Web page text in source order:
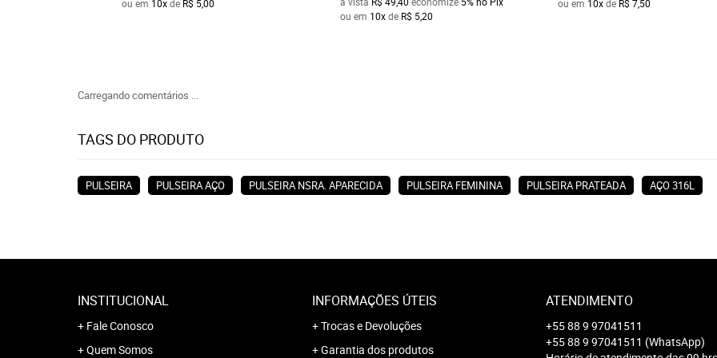
ou em 10xde R$ 5,00
ou em 10xde R$ 5,20
ou em 10xde R$ 7,50
Carregando comentários ...
TAGS DO PRODUTO
PULSEIRA PULSEIRA AÇO PULSEIRA NSRA. APARECIDA PULSEIRA FEMININA PULSEIRA PRATEADA AÇO 316L
INSTITUCIONAL
Fale Conosco
Quem Somos
INFORMAÇÕES ÚTEIS
Trocas e Devoluções
Garantia dos produtos
ATENDIMENTO
+55 88 9 97041511
+55 88 9 97041511 (WhatsApp)